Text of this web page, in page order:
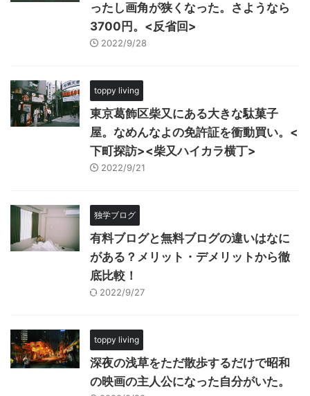
ったし画角が狭くなった。さようなら
3700円。<反省回>
2022/9/28
toppy living
東京葛飾区柴又にある大きな駄菓子
屋。なめんなよの免許証を衝動買い。<
下町探訪><柴又ハイカラ横丁>
2022/9/21
独学ブログ
有料ブログと無料ブログの違いはなに
がある？メリット・デメリットから徹
底比較！
2022/9/27
toppy living
深夜の浅草をただ散歩するだけで昭和
の映画の主人公になった自分がいた。